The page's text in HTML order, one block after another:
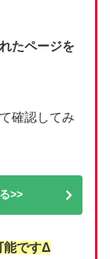
たページを
確認してみ
>>
能ですΔ